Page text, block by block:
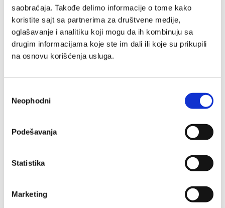
saobraćaja. Takođe delimo informacije o tome kako
koristite sajt sa partnerima za društvene medije,
oglašavanje i analitiku koji mogu da ih kombinuju sa
drugim informacijama koje ste im dali ili koje su prikupili
na osnovu korišćenja usluga.
сагласности
Neophodni
Podešavanja
Statistika
Marketing
Pakovanje: tuba
*100% biljni ekstrakti
**Objektivna klinička studija na 13 ispitanika
***Formulisano bez sastojaka životinjskog
Recenzije
100%
aktivni sastojci
organskim